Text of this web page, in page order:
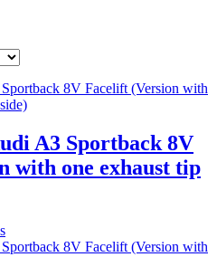
A3 Sportback 8V
with one exhaust tip